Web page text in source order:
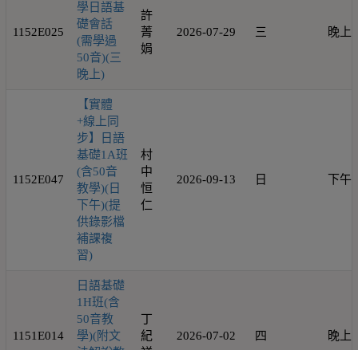
1152E025
學日語基
礎會話
(需學過
50音)(三
晚上)
許
菁
娟
2026-07-29 三 晚上
1152E047
【實體
+線上同
步】日語
基礎1A班
(含50音
教學)(日
下午)(提
供錄影檔
補課複
習)
村
中
恒
仁
2026-09-13 日 下午
1151E014
日語基礎
1H班(含
50音教
學)(附文
丁
紀
2026-07-02 四 晚上